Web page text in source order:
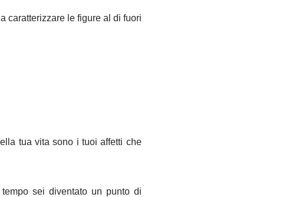
caratterizzare le figure al di fuori
tua vita sono i tuoi affetti che
sei diventato un punto di